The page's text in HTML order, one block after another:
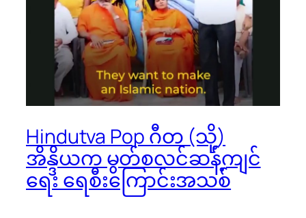
Hindutva Pop ဂီတ (သို့)
အိန္ဒိယက မွတ်စလင်ဆန့်ကျင်
ရေး ရေစီးကြောင်းအသစ်